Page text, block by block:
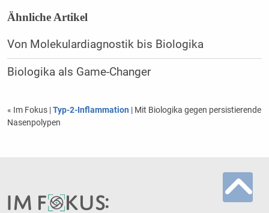
Ähnliche Artikel
Von Molekulardiagnostik bis Biologika
Biologika als Game-Changer
« Im Fokus |Typ-2-Inflammation | Mit Biologika gegen persistierende
Nasenpolypen